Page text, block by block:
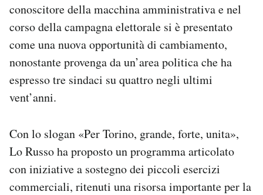
conoscitore della macchina amministrativa e nel
corso della campagna elettorale si è presentato
come una nuova opportunità di cambiamento,
nonostante provenga da un’area politica che ha
espresso tre sindaci su quattro negli ultimi
vent’anni.
Con lo slogan «Per Torino, grande, forte, unita»,
Lo Russo ha proposto un programma articolato
con iniziative a sostegno dei piccoli esercizi
commerciali, ritenuti una risorsa importante per la